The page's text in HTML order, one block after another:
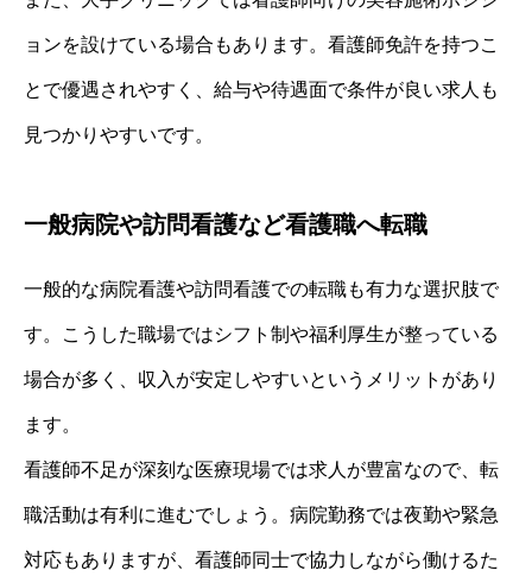
ョンを設けている場合もあります。看護師免許を持つこ
とで優遇されやすく、給与や待遇面で条件が良い求人も
見つかりやすいです。
一般病院や訪問看護など看護職へ転職
一般的な病院看護や訪問看護での転職も有力な選択肢で
す。こうした職場ではシフト制や福利厚生が整っている
場合が多く、収入が安定しやすいというメリットがあり
ます。
看護師不足が深刻な医療現場では求人が豊富なので、転
職活動は有利に進むでしょう。病院勤務では夜勤や緊急
対応もありますが、看護師同士で協力しながら働けるた